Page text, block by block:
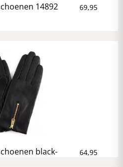
14892
69,95
black-
64,95